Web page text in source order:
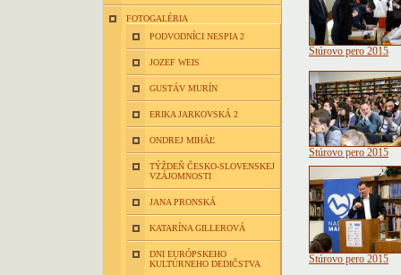
FOTOGALÉRIA
PODVODNÍCI NESPIA 2
JOZEF WEIS
GUSTÁV MURÍN
ERIKA JARKOVSKÁ 2
ONDREJ MIHÁĽ
TÝŽDEŇ ČESKO-SLOVENSKEJ
VZÁJOMNOSTI
JANA PRONSKÁ
KATARÍNA GILLEROVÁ
DNI EURÓPSKEHO
KULTÚRNEHO DEDIČSTVA
Štúrovo pero 2015
Štúrovo pero 2015
Štúrovo pero 2015